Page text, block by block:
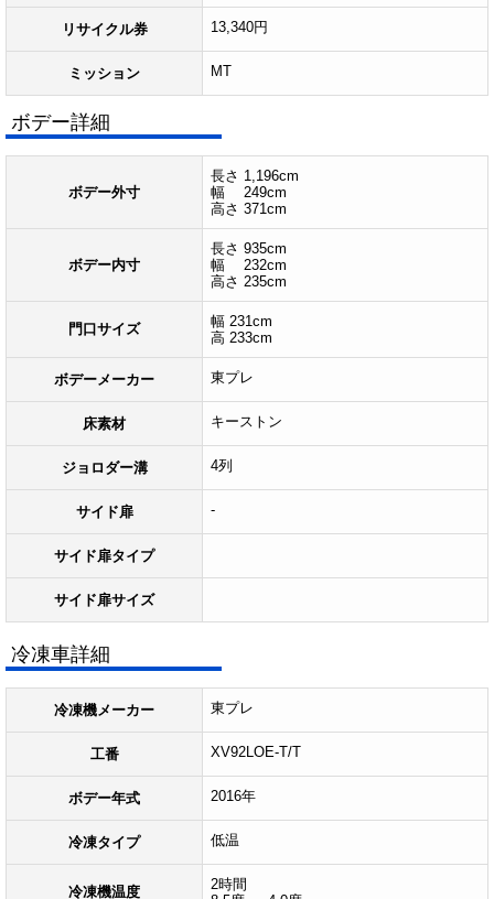
リサイクル券 13,340円
ミッション MT
ボデー詳細
ボデー外寸
長さ 1,196cm
幅 249cm
高さ 371cm
ボデー内寸
長さ 935cm
幅 232cm
高さ 235cm
門口サイズ
幅 231cm
高 233cm
ボデーメーカー 東プレ
床素材 キーストン
ジョロダー溝 4列
サイド扉 -
サイド扉タイプ
サイド扉サイズ
冷凍車詳細
冷凍機メーカー 東プレ
工番 XV92LOE-T/T
ボデー年式 2016年
冷凍タイプ 低温
冷凍機温度
2時間